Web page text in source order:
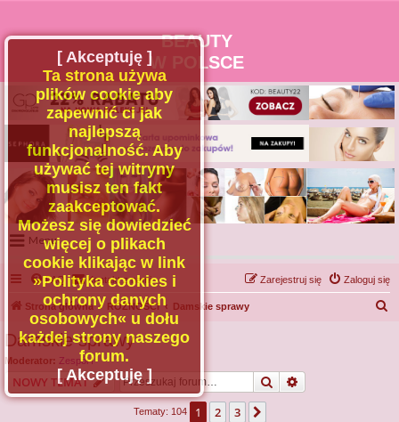
BEAUTY
W POLSCE
Menu
Portal
Facebook
Regulamin
Zapytaj administratora
Kontakt
FAQ Kontakt z nami Zaloguj się
Zarejestruj się
Strona główna RÓŻNOŚCI Damskie sprawy
Damskie sprawy
Moderator: Zespół I
NOWY TEMAT Szukaj
Tematy: 104 1 2 3
[ Akceptuję ]
Ta strona używa
plików cookie aby
zapewnić ci jak
najlepszą
funkcjonalność. Aby
używać tej witryny
musisz ten fakt
zaakceptować.
Możesz się dowiedzieć
więcej o plikach
cookie klikając w link
»Polityka cookies i
ochrony danych
osobowych« u dołu
każdej strony naszego
forum.
[ Akceptuję ]